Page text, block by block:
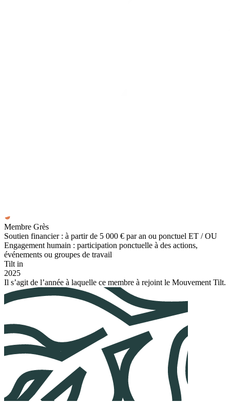
Membre Grès
Soutien financier : à partir de 5 000 € par an ou ponctuel ET / OU
Engagement humain : participation ponctuelle à des actions,
événements ou groupes de travail
Tilt in
2025
Il s’agit de l’année à laquelle ce membre à rejoint le Mouvement Tilt.